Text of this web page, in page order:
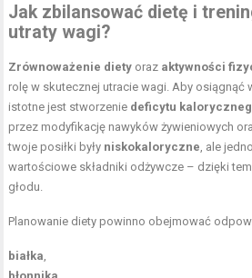
Jak zbilansować dietę i
utraty wagi?
Zrównoważenie diety oraz aktywności
rolę w skutecznej utracie wagi. Aby osiągnąć
istotne jest stworzenie deficytu
przez modyfikację nawyków żywieniowych
twoje posiłki były niskokaloryczne , ale
wartościowe składniki odżywcze – dzięki
głodu.
Planowanie diety powinno obejmować
białka